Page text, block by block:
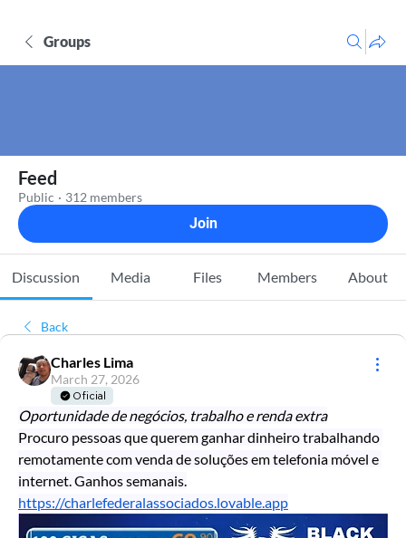
Groups
Feed
Public · 312 members
Join
Discussion Media Files Members About
Back
Charles Lima
March 27, 2026
Oficial
Oportunidade de negócios, trabalho e renda extra
Procuro pessoas que querem ganhar dinheiro trabalhando
remotamente com venda de soluções em telefonia móvel e
internet. Ganhos semanais.
https://charlefederalassociados.lovable.app